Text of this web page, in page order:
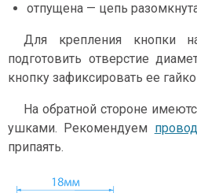
отпущена — цепь
Для крепления кнопки
подготовить отверстие
кнопку зафиксировать ее
На обратной стороне
ушками. Рекомендуем провод
припаять.